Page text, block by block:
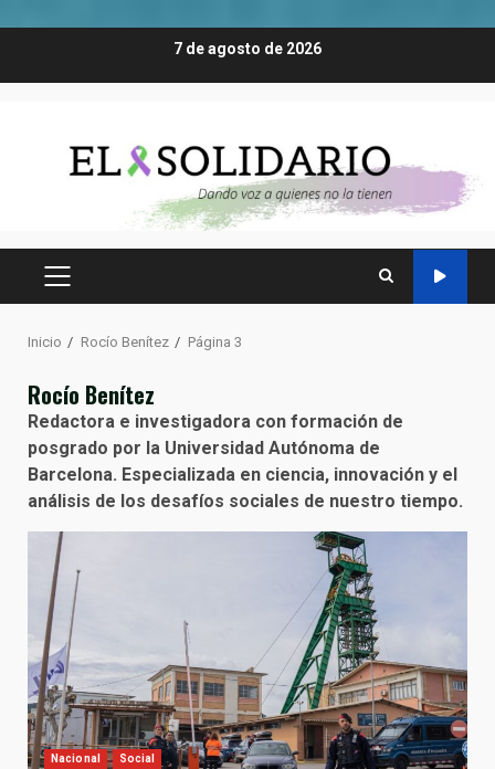
7 de agosto de 2026
MENÚ
Inicio Rocío Benítez Página 3
Rocío Benítez
Redactora e investigadora con formación de
posgrado por la Universidad Autónoma de
Barcelona. Especializada en ciencia, innovación y el
análisis de los desafíos sociales de nuestro tiempo.
Nacional Social